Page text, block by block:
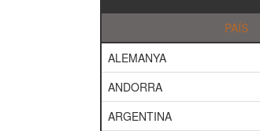
PAÍS
ALEMANYA
ANDORRA
ARGENTINA